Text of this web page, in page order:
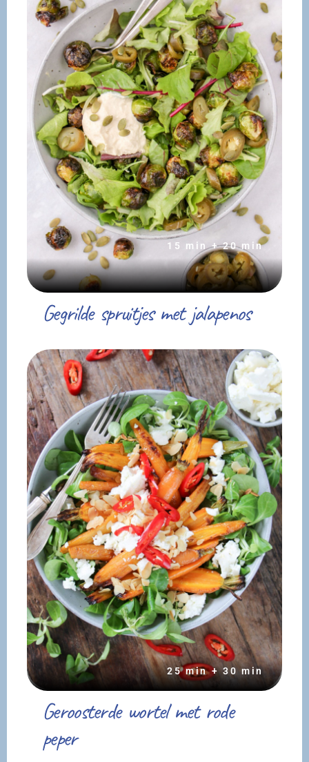
Gegrilde spruitjes met jalapenos
15 min + 20 min
Geroosterde wortel met rode
peper
25 min + 30 min